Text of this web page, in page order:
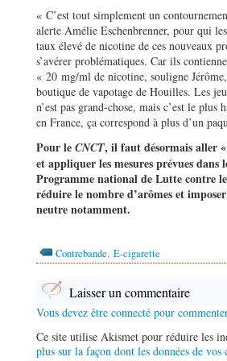
« C’est tout simplement un
alerte Amélie Eschenbrenner, pour qui
taux élevé de nicotine de ces nouveaux
s’avérer problématiques. Car ils
« 20 mg/ml de nicotine, souligne
boutique de vapotage de Houilles. Les
n’est pas grand-chose, mais c’est le plus
en France, ça correspond à plus d’un
Pour le CNCT, il faut désormais aller
et appliquer les mesures prévues dans
Programme national de Lutte contre
réduire le nombre d’arômes et
neutre notamment.
Contrebande, E-cigarette
Laisser un commentaire
Vous devez être connecté pour
Ce site utilise Akismet pour réduire les
plus sur la façon dont les données de vos